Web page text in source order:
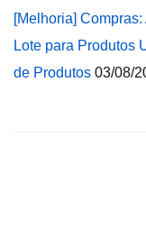
[Melhoria]
Lote para Produtos
de Produtos 03/08/